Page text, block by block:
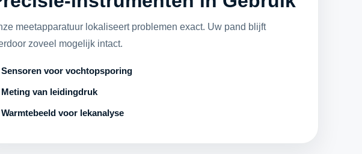
meetapparatuur lokaliseert problemen exact. Uw pand blijft
zoveel mogelijk intact.
Sensoren voor vochtopsporing
Meting van leidingdruk
Warmtebeeld voor lekanalyse